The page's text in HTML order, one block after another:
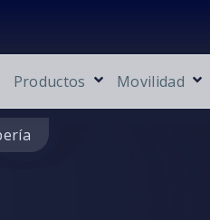
Productos Movilidad